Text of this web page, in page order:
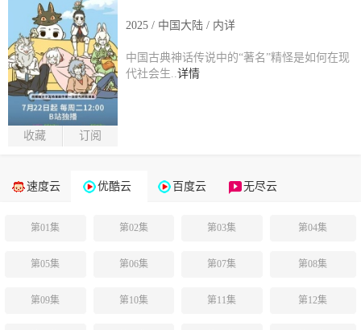
收藏 订阅
2025 / 中国大陆 / 内详
中国古典神话传说中的“著名”精怪是如何在现
代社会生..详情
速度云 优酷云 百度云 无尽云
第01集 第02集 第03集 第04集
第05集 第06集 第07集 第08集
第09集 第10集 第11集 第12集